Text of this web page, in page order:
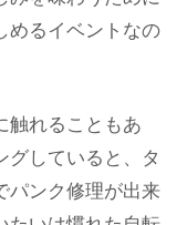
めるイベントなの
触れることもあ
グしていると、タ
パンク修理が出来